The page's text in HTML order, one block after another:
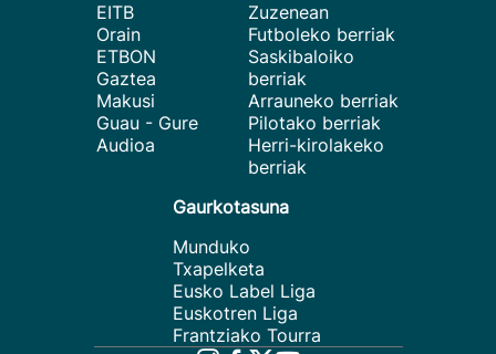
EITB
Orain
ETBON
Gaztea
Makusi
Guau - Gure
Audioa
Zuzenean
Futboleko berriak
Saskibaloiko
berriak
Arrauneko berriak
Pilotako berriak
Herri-kirolakeko
berriak
Gaurkotasuna
Munduko
Txapelketa
Eusko Label Liga
Euskotren Liga
Frantziako Tourra